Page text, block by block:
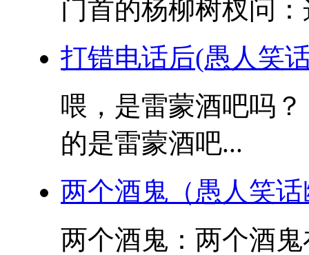
门首的杨柳树杈问
打错电话后(愚人笑
喂，是雷蒙酒吧吗
的是雷蒙酒吧...
两个酒鬼（愚人笑
两个酒鬼：两个酒